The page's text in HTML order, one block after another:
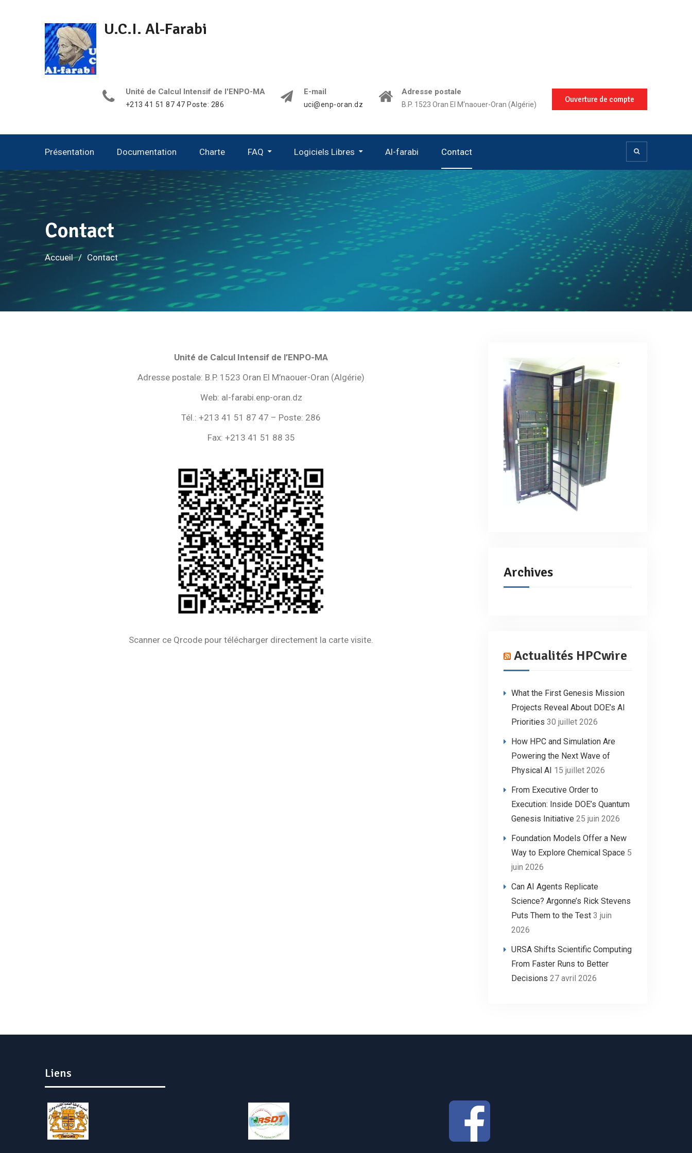
U.C.I. Al-Farabi
Unité de Calcul Intensif de l'ENPO-MA
+213 41 51 87 47 Poste: 286
E-mail
uci@enp-oran.dz
Adresse postale
B.P. 1523 Oran El M'naouer-Oran (Algérie)
Ouverture de compte
Présentation Documentation Charte FAQ Logiciels Libres Al-farabi Contact
Contact
Accueil Contact
Unité de Calcul Intensif de l’ENPO-MA
Adresse postale: B.P. 1523 Oran El M’naouer-Oran (Algérie)
Web: al-farabi.enp-oran.dz
Tél.: +213 41 51 87 47 – Poste: 286
Fax: +213 41 51 88 35
Scanner ce Qrcode pour télécharger directement la carte visite.
Archives
Actualités HPCwire
What the First Genesis Mission
Projects Reveal About DOE’s AI
Priorities 30 juillet 2026
How HPC and Simulation Are
Powering the Next Wave of
Physical AI 15 juillet 2026
From Executive Order to
Execution: Inside DOE’s Quantum
Genesis Initiative 25 juin 2026
Foundation Models Offer a New
Way to Explore Chemical Space 5
juin 2026
Can AI Agents Replicate
Science? Argonne’s Rick Stevens
Puts Them to the Test 3 juin
2026
URSA Shifts Scientific Computing
From Faster Runs to Better
Decisions 27 avril 2026
Liens